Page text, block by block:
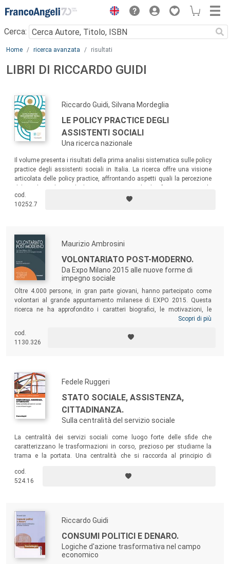
Menu
Cerca:
Main content
Home ricerca avanzata risultati
LIBRI DI RICCARDO GUIDI
Riccardo Guidi, Silvana Mordeglia
LE POLICY PRACTICE DEGLI
ASSISTENTI SOCIALI
Una ricerca nazionale
Il volume presenta i risultati della prima analisi sistematica sulle policy
practice degli assistenti sociali in Italia. La ricerca offre una visione
articolata delle policy practice, affrontando aspetti quali la percezione
competenze necessarie, le condizioni organizzative e le percezioni di
efficacia politica.
cod.
10252.7
Maurizio Ambrosini
VOLONTARIATO POST-MODERNO.
Da Expo Milano 2015 alle nuove forme di
impegno sociale
Oltre 4.000 persone, in gran parte giovani, hanno partecipato come
volontari al grande appuntamento milanese di EXPO 2015. Questa
ricerca ne ha approfondito i caratteri biografici, le motivazioni, le
modalità di contatto con la proposta, i livelli di soddisfazione, le
volontariato post-moderno, non necessariamente contrapposto a
quello continuativo e mediato da appartenenze associative, ma più
Scopri di più
cod.
1130.326
Fedele Ruggeri
STATO SOCIALE, ASSISTENZA,
CITTADINANZA.
Sulla centralità del servizio sociale
La centralità dei servizi sociali come luogo forte delle sfide che
caratterizzano le trasformazioni in corso, prezioso per studiarne la
trama e la portata. Una centralità che si raccorda al principio di
nel ruolo dell’utenza. È su questo insieme di problematiche che insiste
il volume.
cod.
524.16
Riccardo Guidi
CONSUMI POLITICI E DENARO.
Logiche d'azione trasformativa nel campo
economico